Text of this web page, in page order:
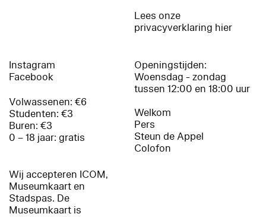
Lees onze
privacyverklaring hier
Instagram
Facebook
Volwassenen: €6
Studenten: €3
Buren: €3
0 – 18 jaar: gratis
Wij accepteren ICOM,
Museumkaart en
Stadspas. De
Museumkaart is
Openingstijden:
Woensdag - zondag
tussen 12:00 en 18:00 uur
Welkom
Pers
Steun de Appel
Colofon